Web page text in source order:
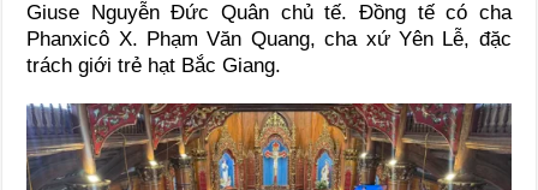
Giuse Nguyễn Đức Quân chủ tế. Đồng tế có cha
Phanxicô X. Phạm Văn Quang, cha xứ Yên Lễ, đặc
trách giới trẻ hạt Bắc Giang.